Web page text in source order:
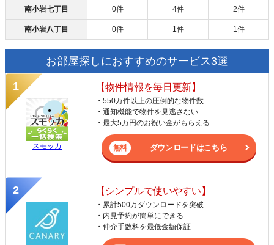
南小岩七丁目 0件 4件 2件
南小岩八丁目 0件 1件 1件
お部屋探しにおすすめのサービス3選
スモッカ
【物件情報を毎日更新】
・550万件以上の圧倒的な物件数
・通知機能で物件を見逃さない
・最大5万円のお祝い金がもらえる
ダウンロードはこちら
【シンプルで使いやすい】
・累計500万ダウンロードを突破
・内見予約が簡単にできる
・仲介手数料を最低金額保証